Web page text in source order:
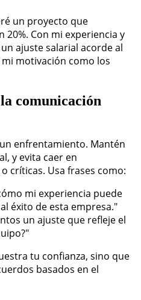
un proyecto que
20%. Con mi experiencia y
ajuste salarial acorde al
motivación como los
comunicación
enfrentamiento. Mantén
y evita caer en
críticas. Usa frases como:
mi experiencia puede
éxito de esta empresa."
un ajuste que refleje el
tu confianza, sino que
basados en el